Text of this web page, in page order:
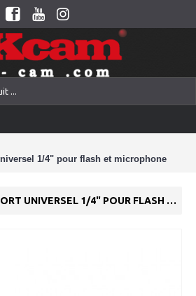
1/4" pour flash et microphone
BOYA BY-C01 SUPPORT UNIVERSEL 1/4" POUR FLASH ET MICROPHONE